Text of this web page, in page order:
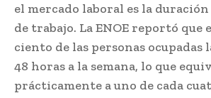
el mercado laboral es la
de trabajo. La ENOE reportó que
ciento de las personas ocupadas
48 horas a la semana, lo que
prácticamente a uno de cada